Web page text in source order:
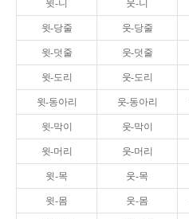
윗-니 웃-니
윗-당줄 웃-당줄
윗-덧줄 웃-덧줄
윗-도리 웃-도리
윗-동아리 웃-동아리
윗-막이 웃-막이
윗-머리 웃-머리
윗-목 웃-목
윗-몸 웃-몸